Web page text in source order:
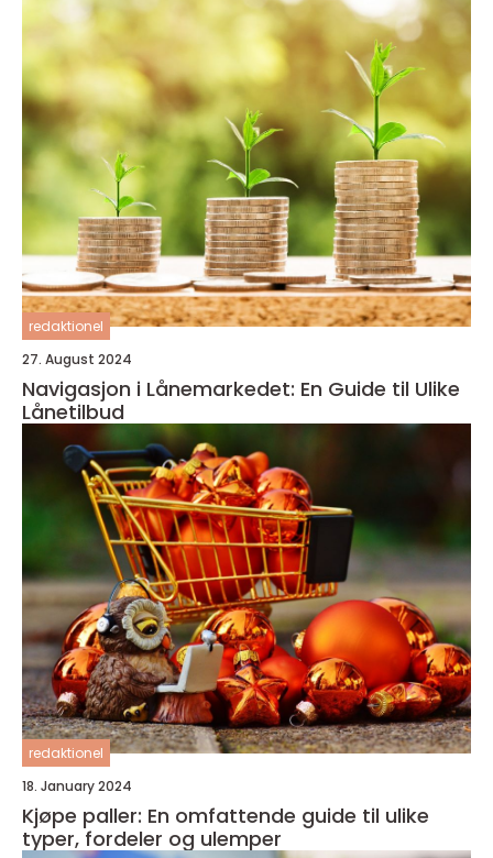
redaktionel
27. August 2024
Navigasjon i Lånemarkedet: En Guide til Ulike
Lånetilbud
redaktionel
18. January 2024
Kjøpe paller: En omfattende guide til ulike
typer, fordeler og ulemper